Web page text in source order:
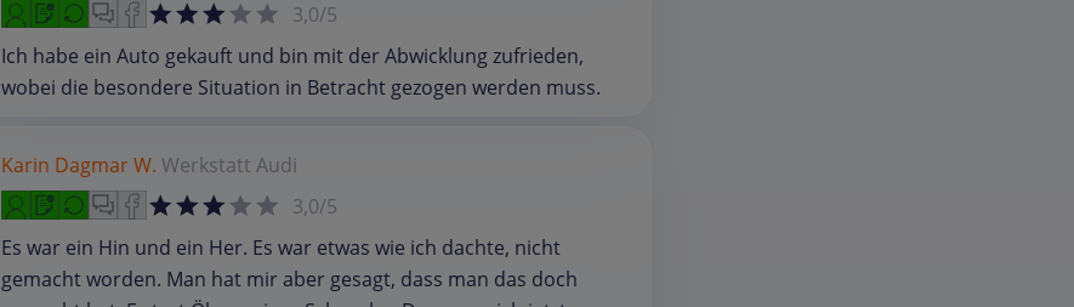
3,0/5
Ich habe ein Auto gekauft und bin mit der Abwicklung zufrieden,
wobei die besondere Situation in Betracht gezogen werden muss.
Karin Dagmar W. Werkstatt Audi
3,0/5
Es war ein Hin und ein Her. Es war etwas wie ich dachte, nicht
gemacht worden. Man hat mir aber gesagt, dass man das doch